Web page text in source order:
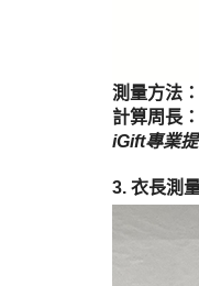
測量方法：
計算周長：
iGift專業提
3. 衣長測